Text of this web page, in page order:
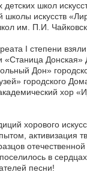
школ
школы искусств
им. П.И.
I степени
«Станица
Дон»
городского
хор
хорового
активизация
в
песни!